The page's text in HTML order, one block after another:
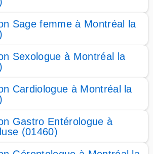
Sage femme à Montréal la
Sexologue à Montréal la
Cardiologue à Montréal la
Gastro Entérologue à
(01460)